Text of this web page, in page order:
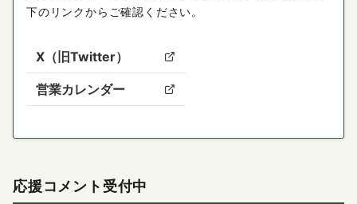
下のリンクからご確認ください。
X（旧Twitter）
営業カレンダー
応援コメント受付中